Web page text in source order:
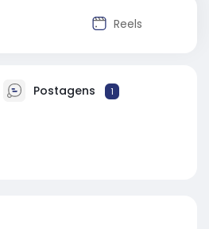
Reels
Postagens 1